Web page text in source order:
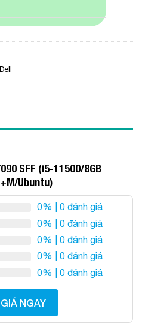
SFF (i5-11500/8GB
Ubuntu)
0% | 0 đánh giá
0% | 0 đánh giá
0% | 0 đánh giá
0% | 0 đánh giá
0% | 0 đánh giá
NGAY